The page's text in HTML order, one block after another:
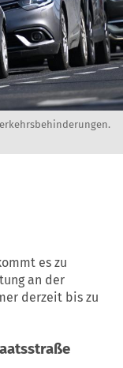
es zu
an der
derzeit bis zu